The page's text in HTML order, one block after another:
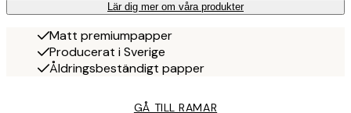
Lär dig mer om våra produkter
Matt premiumpapper
Producerat i Sverige
Åldringsbeständigt papper
GÅ TILL RAMAR